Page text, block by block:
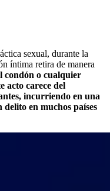
sexual, durante la
íntima retira de manera
condón o cualquier
acto carece del
incurriendo en una
delito en muchos países